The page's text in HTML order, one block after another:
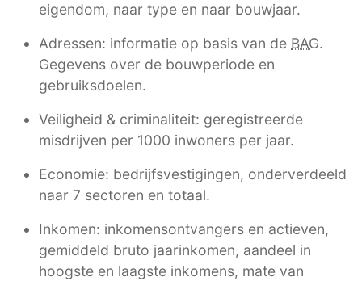
eigendom, naar type en naar bouwjaar.
Adressen: informatie op basis van de BAG.
Gegevens over de bouwperiode en
gebruiksdoelen.
Veiligheid & criminaliteit: geregistreerde
misdrijven per 1000 inwoners per jaar.
Economie: bedrijfsvestigingen, onderverdeeld
naar 7 sectoren en totaal.
Inkomen: inkomensontvangers en actieven,
gemiddeld bruto jaarinkomen, aandeel in
hoogste en laagste inkomens, mate van